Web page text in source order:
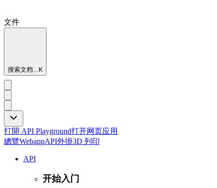
文件
搜索文档...K
打開 API Playground打开网页应用
總覽WebappAPI外掛3D 列印
API
开始入门